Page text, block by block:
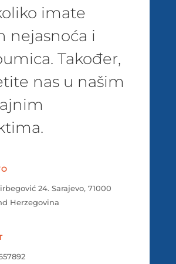
imate
nejasnoća i
Također,
nas u našim
24. Sarajevo, 71000
Herzegovina